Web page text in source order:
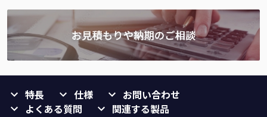
特長 仕様
お問い合わせ
よくある質問
関連する製品